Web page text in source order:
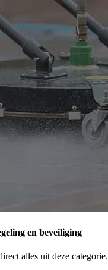
en beveiliging
alles uit deze categorie.